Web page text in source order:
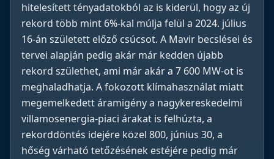
hitelesített tényadatokból az is kiderül, hogy az új
rekord több mint 6%-kal múlja felül a 2024. július
16-án született előző csúcsot. A Mavir becslései és
tervei alapján pedig akár már kedden újabb
rekord születhet, ami már akár a 7 600 MW-ot is
meghaladhatja. A fokozott klímahasználat miatt
megemelkedett áramigény a nagykereskedelmi
villamosenergia-piaci árakat is felhúzta, a
rekorddöntés idejére közel 800, június 30, a
hőség várható tetőzésének estéjére pedig már